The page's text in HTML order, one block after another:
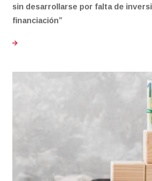
sin desarrollarse por falta de
financiación”